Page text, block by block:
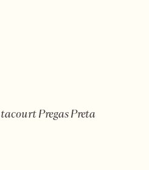
Pregas Preta